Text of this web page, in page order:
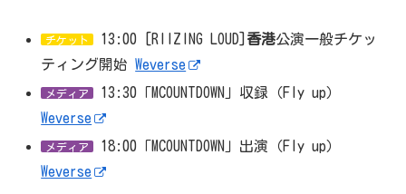
チケット 13:00 [RIIZING LOUD] 香港公演一般チケッ
ティング開始Weverse
メディア
13:30「MCOUNTDOWN」収録（Fly up）
Weverse
メディア
18:00「MCOUNTDOWN」出演（Fly up）
Weverse